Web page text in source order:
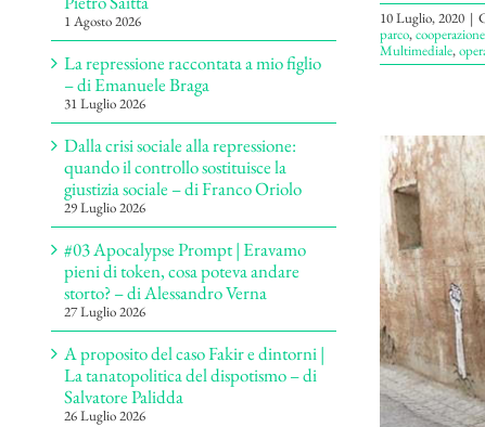
10 Luglio, 2020 |
parco,
Multimediale,
1 Agosto 2026
La repressione raccontata a mio figlio
– di Emanuele Braga
31 Luglio 2026
Dalla crisi sociale alla repressione:
quando il controllo sostituisce la
giustizia sociale – di Franco Oriolo
29 Luglio 2026
#03 Apocalypse Prompt | Eravamo
pieni di token, cosa poteva andare
storto? – di Alessandro Verna
27 Luglio 2026
A proposito del caso Fakir e dintorni |
La tanatopolitica del dispotismo – di
Salvatore Palidda
26 Luglio 2026